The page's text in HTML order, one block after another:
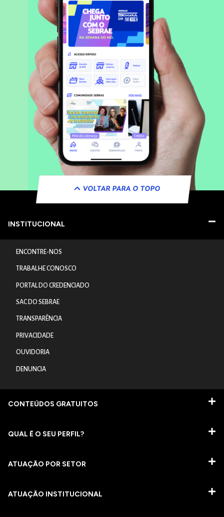
VOLTAR PARA O TOPO
INSTITUCIONAL
ENCONTRE-NOS
TRABALHE CONOSCO
PORTAL DO CREDENCIADO
SAC DO SEBRAE
TRANSPARÊNCIA
PRIVACIDADE
OUVIDORIA
DENUNCIA
CONTEÚDOS GRATUITOS
QUAL É O SEU PERFIL?
ATUAÇÃO POR SETOR
ATUAÇÃO INSTITUCIONAL